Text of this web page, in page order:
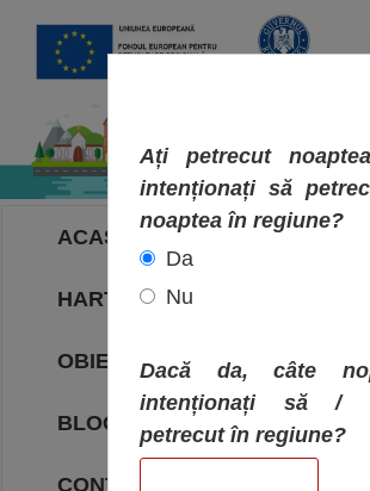
ACASA
HARTA OBIECTIVELOR
OBIECTIVE
BLOG
CONTACT
Ați petrecut
intenționați să
noaptea în regiune?
Da
Nu
Dacă da, câte
intenționați să /
petrecut în regiune?